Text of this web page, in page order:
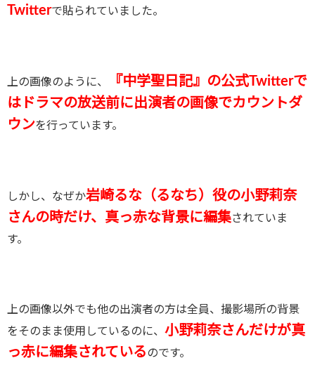
Twitterで貼られていました。
上の画像のように、
『中学聖日記』の公式Twitterで
はドラマの放送前に出演者の画像でカウントダ
ウンを行っています。
しかし、なぜか岩崎るな（るなち）役の小野莉奈
さんの時だけ、真っ赤な背景に編集されていま
す。
上の画像以外でも他の出演者の方は全員、撮影場所の背景
をそのまま使用しているのに、 小野莉奈さんだけが真
っ赤に編集されているのです。